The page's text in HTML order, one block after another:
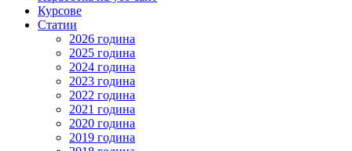
Курсове
Статии
2026 година
2025 година
2024 година
2023 година
2022 година
2021 година
2020 година
2019 година